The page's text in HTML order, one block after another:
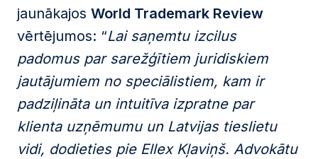
jaunākajos World Trademark Review
vērtējumos: “Lai saņemtu izcilus
padomus par sarežģītiem juridiskiem
jautājumiem no speciālistiem, kam ir
padziļināta un intuitīva izpratne par
klienta uzņēmumu un Latvijas tieslietu
vidi, dodieties pie Ellex Kļaviņš. Advokātu